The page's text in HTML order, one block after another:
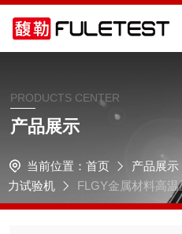
PRODUCTS CENTER
产品展示
当前位置： 首页 产品展示
力试验机
FLGY金属材料高